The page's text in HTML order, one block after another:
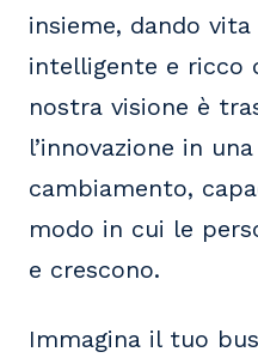
insieme, dando
intelligente e ricco
nostra visione è
l’innovazione in
cambiamento,
modo in cui le
e crescono.
Immagina il tuo